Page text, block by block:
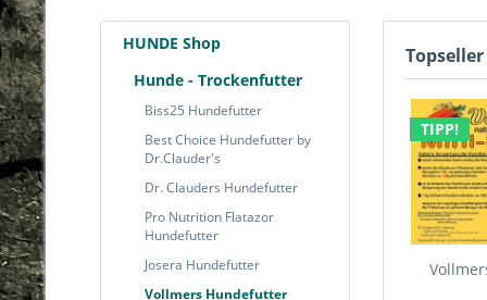
HUNDE Shop
Hunde - Trockenfutter
Biss25 Hundefutter
Best Choice Hundefutter by
Dr.Clauder's
Dr. Clauders Hundefutter
Pro Nutrition Flatazor
Hundefutter
Josera Hundefutter
Vollmers Hundefutter
Topseller
TIPP!